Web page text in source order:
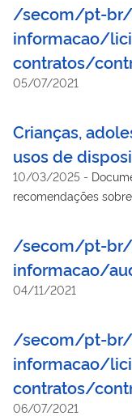
/secom/pt-br/
informacao/
contratos/
05/07/2021
Crianças,
usos de
10/03/2025 -
recomendações
saudável.
/secom/pt-br/
informacao/
04/11/2021
/secom/pt-br/
informacao/
contratos/
06/07/2021